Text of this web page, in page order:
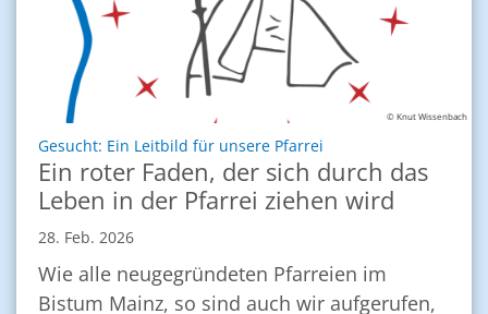
© Knut Wissenbach
Gesucht: Ein Leitbild für unsere Pfarrei
Ein roter Faden, der sich durch das
Leben in der Pfarrei ziehen wird
28. Feb. 2026
Wie alle neugegründeten Pfarreien im
Bistum Mainz, so sind auch wir aufgerufen,